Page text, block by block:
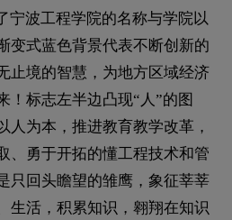
宁波工程学院的名称与学院以
变式蓝色背景代表不断创新的
止境的智慧，为地方区域经济
！标志左半边凸现“人”的图
人为本，推进教育教学改革，
、勇于开拓的懂工程技术和管
只回头瞻望的雏鹰，象征莘莘
生活，积累知识，翱翔在知识